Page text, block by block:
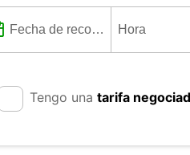
Tengo una tarifa